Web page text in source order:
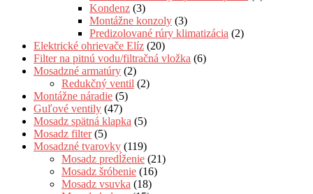
Kondenz (3)
Montážne konzoly (3)
Predizolované rúry klimatizácia (2)
Elektrické ohrievače Elíz (20)
Filter na pitnú vodu/filtračná vložka (6)
Mosadzné armatúry (2)
Redukčný ventil (2)
Montážne náradie (5)
Guľové ventily (47)
Mosadz spätná klapka (5)
Mosadz filter (5)
Mosadzné tvarovky (119)
Mosadz predĺženie (21)
Mosadz šróbenie (16)
Mosadz vsuvka (18)